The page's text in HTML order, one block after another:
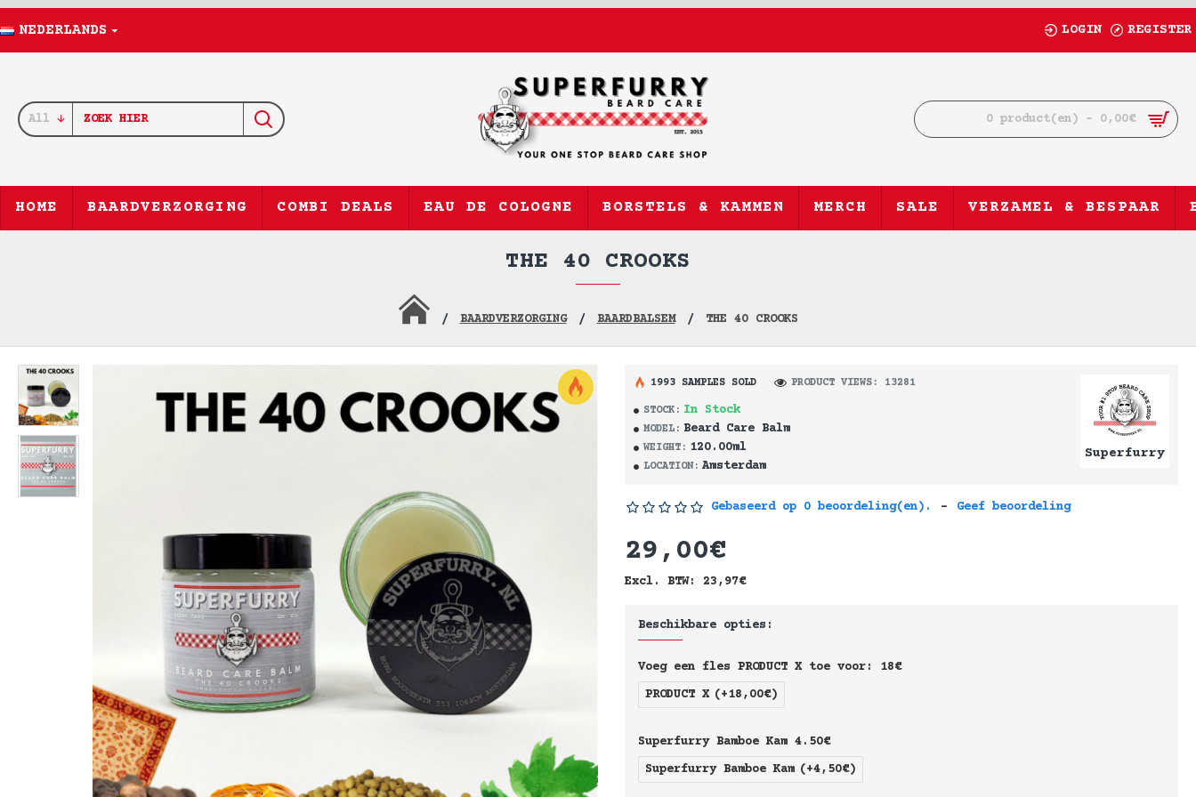
NEDERLANDS LOGIN REGISTER
All 0 product(en) - 0,00€
HOME BAARDVERZORGING COMBI DEALS EAU DE COLOGNE BORSTELS & KAMMEN MERCH SALE VERZAMEL & BESPAAR
BAARDVERZORGING BAARDBALSEM THE 40 CROOKS
THE 40 CROOKS
STOCK: In Stock
MODEL: Beard Care Balm
WEIGHT: 120.00ml
LOCATION: Amsterdam
Superfurry
1993 SAMPLES SOLD PRODUCT VIEWS: 13281
Gebaseerd op 0 beoordeling(en). - Geef beoordeling
29,00€
Excl. BTW: 23,97€
Beschikbare opties:
Voeg een fles PRODUCT X toe voor: 18€
PRODUCT X (+18,00€)
Superfurry Bamboe Kam 4.50€
Superfurry Bamboe Kam (+4,50€)